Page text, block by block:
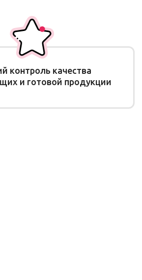
контроль качества
и готовой продукции